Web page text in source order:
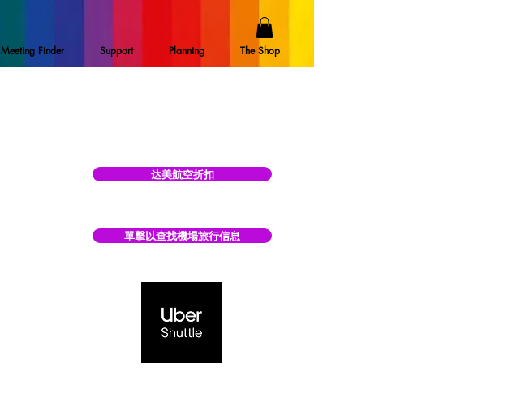
Meeting Finder Support Planning The Shop
达美航空折扣
單擊以查找機場旅行信息